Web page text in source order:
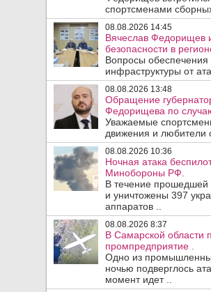
спортсменами
08.08.2026 14:45
Вячеслав Федорищев
безопасности в
Вопросы обеспечения
инфраструктуры от
08.08.2026 13:48
Обращение
Федорищева по
Уважаемые
движения и любители
08.08.2026 10:36
Ночная атака
Минобороны РФ.
В течение
и уничтожены 397
аппаратов ..
08.08.2026 8:37
В Самарской области
промпредприятие .
Одно из
ночью подверглось
момент идет ..